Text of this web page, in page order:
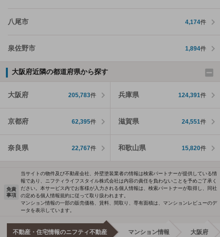
八尾市 4,174件
泉佐野市 1,894件
大阪府近隣の都道府県から探す
大阪府 205,783件 兵庫県 124,391件
京都府 62,395件 滋賀県 24,551件
奈良県 22,767件 和歌山県 15,820件
免責
事項
当サイトの物件及び不動産会社、外壁塗装業者の情報は検索パートナーが提供している情
報であり、ニフティライフスタイル株式会社は内容の責任を負わないことを予めご了承く
ださい。本サービス内でお客様が入力される個人情報は、検索パートナーが取得し、同社
の定める個人情報規約に従って取り扱われます。
マンション情報の一部の販売価格、賃料、間取り、専有面積は、マンションレビューのデ
ータを表示しています。
不動産・住宅情報のニフティ不動産 マンション情報 大阪府